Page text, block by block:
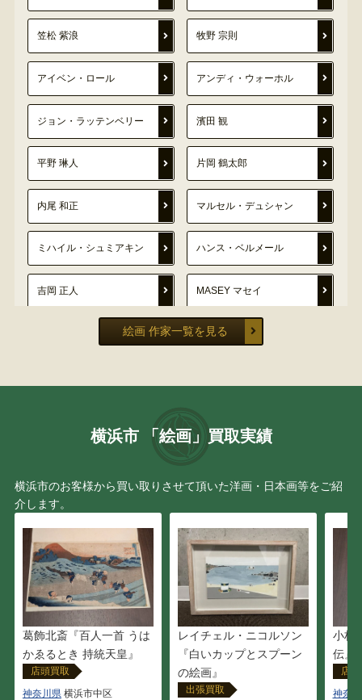
笠松 紫浪 牧野 宗則
アイベン・ロール アンディ・ウォーホル
ジョン・ラッテンベリー 濱田 観
平野 琳人 片岡 鶴太郎
内尾 和正 マルセル・デュシャン
ミハイル・シュミアキン ハンス・ベルメール
吉岡 正人 MASEY マセイ
ロメロ・ブリット
北田 稔
坪内 好子 仙厓 義梵
デビッド・タトウィラー ジョン・アルフォーグ
伊勢崎勝人 鶴田憲次
上田勝也 関 拓司
絵画 作家一覧を見る
横浜市 「絵画」買取実績
横浜市のお客様から買い取りさせて頂いた洋画・日本画等をご紹
介します。
葛飾北斎『百人一首 うは
かゑるとき 持統天皇』
店頭買取
神奈川県横浜市中区
レイチェル・ニコルソン
『白いカップとスプーン
の絵画』
出張買取
小林
伝』
店
神奈